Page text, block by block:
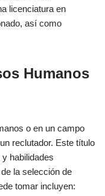
licenciatura en
así como
Humanos
o en un campo
reclutador. Este título
habilidades
la selección de
tomar incluyen: